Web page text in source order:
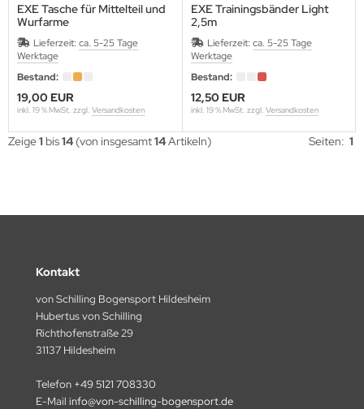
EXE Tasche für Mittelteil und
Wurfarme
Lieferzeit: ca. 5-25 Tage
Werktage
Bestand:
19,00 EUR
inkl. 19 % MwSt. zzgl. Versandkosten
EXE Trainingsbänder Light
2,5m
Lieferzeit: ca. 5-25 Tage
Werktage
Bestand:
12,50 EUR
inkl. 19 % MwSt. zzgl. Versandkosten
Zeige1 bis14 (von insgesamt14Artikeln) Seiten: 1
Kontakt
von Schilling Bogensport Hildesheim
Hubertus von Schilling
Richthofenstraße 29
31137 Hildesheim
Telefon +49 5121 708330
E-Mail info@von-schilling-bogensport.de